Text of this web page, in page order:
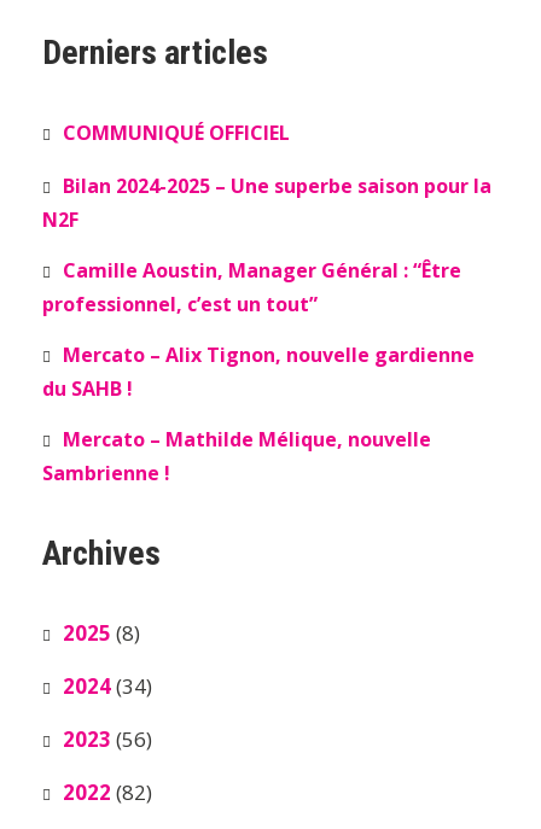
Derniers articles
COMMUNIQUÉ OFFICIEL
Bilan 2024-2025 – Une superbe saison pour la
N2F
Camille Aoustin, Manager Général : “Être
professionnel, c’est un tout”
Mercato – Alix Tignon, nouvelle gardienne
du SAHB !
Mercato – Mathilde Mélique, nouvelle
Sambrienne !
Archives
2025 (8)
2024(34)
2023 (56)
2022 (82)